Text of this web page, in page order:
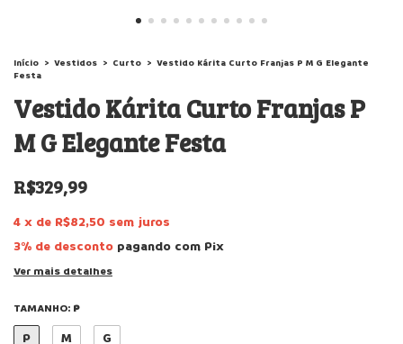
Início > Vestidos > Curto > Vestido Kárita Curto Franjas P M G Elegante
Festa
Vestido Kárita Curto Franjas P
M G Elegante Festa
R$329,99
4 x de R$82,50 sem juros
3% de desconto pagando com Pix
Ver mais detalhes
TAMANHO: P
P M G